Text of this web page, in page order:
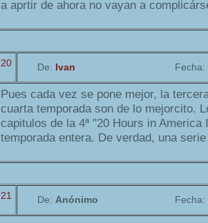
a aprtir de ahora no vayan a
20 De: Ivan Fecha:
Pues cada vez se pone mejor, la
cuarta temporada son de lo mejorcito.
capitulos de la 4ª "20 Hours in America
temporada entera. De verdad, una
21 De: Anónimo Fecha: